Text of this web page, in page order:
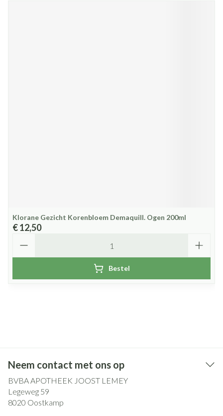
Klorane Gezicht Korenbloem Demaquill. Ogen 200ml
€ 12,50
Bestel
Neem contact met ons op
BVBA APOTHEEK JOOST LEMEY
Legeweg 59
8020 Oostkamp